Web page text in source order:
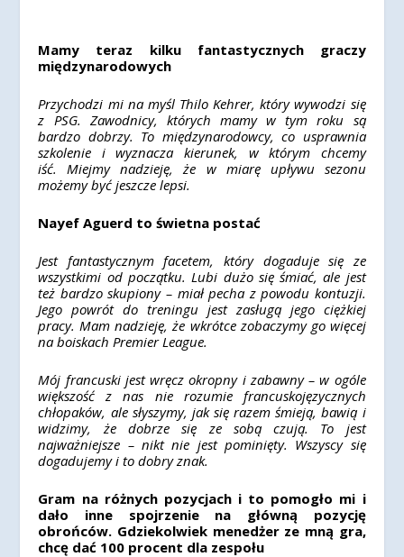
Mamy teraz kilku fantastycznych graczy
międzynarodowych
Przychodzi mi na myśl Thilo Kehrer, który wywodzi się
z PSG. Zawodnicy, których mamy w tym roku są
bardzo dobrzy. To międzynarodowcy, co usprawnia
szkolenie i wyznacza kierunek, w którym chcemy
iść. Miejmy nadzieję, że w miarę upływu sezonu
możemy być jeszcze lepsi.
Nayef Aguerd to świetna postać
Jest fantastycznym facetem, który dogaduje się ze
wszystkimi od początku. Lubi dużo się śmiać, ale jest
też bardzo skupiony – miał pecha z powodu kontuzji.
Jego powrót do treningu jest zasługą jego ciężkiej
pracy. Mam nadzieję, że wkrótce zobaczymy go więcej
na boiskach Premier League.
Mój francuski jest wręcz okropny i zabawny – w ogóle
większość z nas nie rozumie francuskojęzycznych
chłopaków, ale słyszymy, jak się razem śmieją, bawią i
widzimy, że dobrze się ze sobą czują. To jest
najważniejsze – nikt nie jest pominięty. Wszyscy się
dogadujemy i to dobry znak.
Gram na różnych pozycjach i to pomogło mi i
dało inne spojrzenie na główną pozycję
obrońców. Gdziekolwiek menedżer ze mną gra,
chcę dać 100 procent dla zespołu